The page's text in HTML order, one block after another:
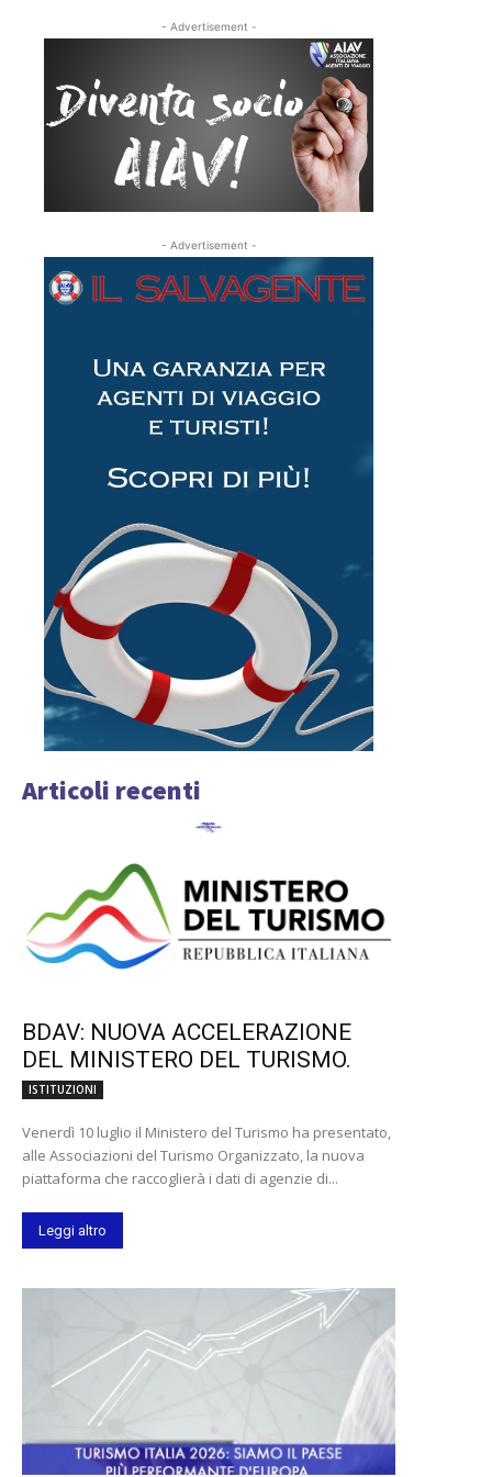
- Advertisement -
- Advertisement -
Articoli recenti
BDAV: NUOVA ACCELERAZIONE
DEL MINISTERO DEL TURISMO.
ISTITUZIONI
Venerdì 10 luglio il Ministero del Turismo ha presentato,
alle Associazioni del Turismo Organizzato, la nuova
piattaforma che raccoglierà i dati di agenzie di...
Leggi altro